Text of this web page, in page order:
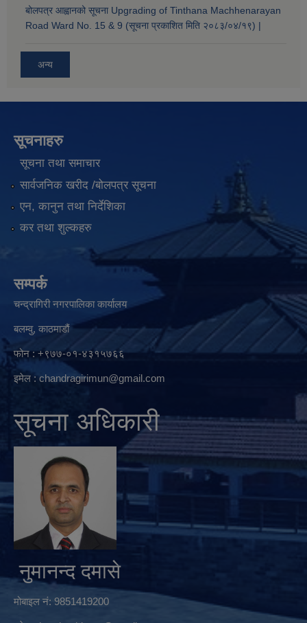
बोलपत्र आह्वानको सूचना Upgrading of Tinthana Machhenarayan
Road Ward No. 15 & 9 (सूचना प्रकाशित मिति २०८३/०४/१९) |
अन्य
सूचनाहरु
सूचना तथा समाचार
सार्वजनिक खरीद /बोलपत्र सूचना
एन, कानुन तथा निर्देशिका
कर तथा शुल्कहरु
सम्पर्क
चन्द्रागिरी नगरपालिका कार्यालय
बलम्वु, काठमाडौं
फोन : +९७७-०१-४३१५७६६
इमेल :chandragirimun@gmail.com
सूचना अधिकारी
नुमानन्द दमासे
मोबाइल नं: 9851419200